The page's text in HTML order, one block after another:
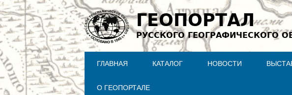
ГЕОПОРТАЛ
РУССКОГО ГЕОГРАФИЧЕСКОГО
ГЛАВНАЯ КАТАЛОГ НОВОСТИ
О ГЕОПОРТАЛЕ